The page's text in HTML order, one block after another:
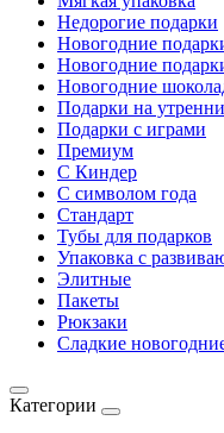
Недорогие подарки
Новогодние
Новогодние
Новогодние
Подарки на
Подарки с играми
Премиум
С Киндер
С символом года
Стандарт
Тубы для подарков
Упаковка с
Элитные
Пакеты
Рюкзаки
Сладкие
Категории